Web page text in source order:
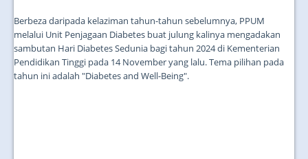
Berbeza daripada kelaziman tahun-tahun sebelumnya, PPUM
melalui Unit Penjagaan Diabetes buat julung kalinya mengadakan
sambutan Hari Diabetes Sedunia bagi tahun 2024 di Kementerian
Pendidikan Tinggi pada 14 November yang lalu. Tema pilihan pada
tahun ini adalah "Diabetes and Well-Being".